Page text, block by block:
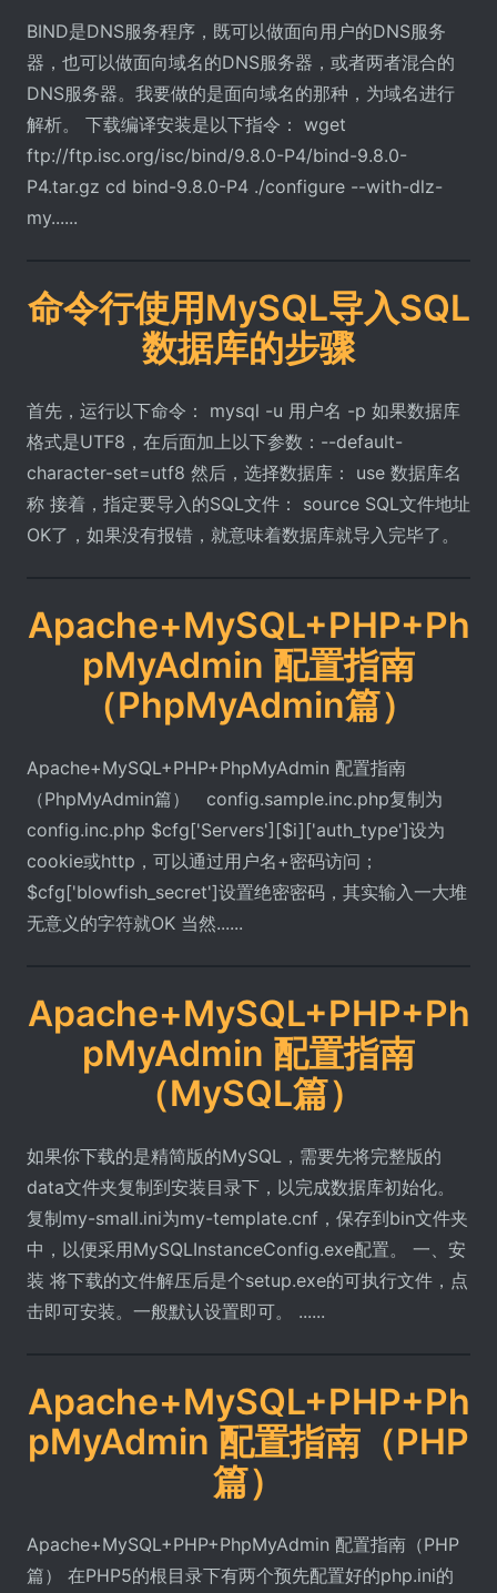
BIND是DNS服务程序，既可以做面向用户的DNS服务
器，也可以做面向域名的DNS服务器，或者两者混合的
DNS服务器。我要做的是面向域名的那种，为域名进行
解析。 下载编译安装是以下指令： wget
ftp://ftp.isc.org/isc/bind/9.8.0-P4/bind-9.8.0-
P4.tar.gz cd bind-9.8.0-P4 ./configure --with-dlz-
my......
命令行使用MySQL导入SQL
数据库的步骤
首先，运行以下命令： mysql -u 用户名 -p 如果数据库
格式是UTF8，在后面加上以下参数：--default-
character-set=utf8 然后，选择数据库： use 数据库名
称 接着，指定要导入的SQL文件： source SQL文件地址
OK了，如果没有报错，就意味着数据库就导入完毕了。
Apache+MySQL+PHP+Ph
pMyAdmin 配置指南
（PhpMyAdmin篇）
Apache+MySQL+PHP+PhpMyAdmin 配置指南
（PhpMyAdmin篇） config.sample.inc.php复制为
config.inc.php $cfg['Servers'][$i]['auth_type']设为
cookie或http，可以通过用户名+密码访问；
$cfg['blowfish_secret']设置绝密密码，其实输入一大堆
无意义的字符就OK 当然......
Apache+MySQL+PHP+Ph
pMyAdmin 配置指南
（MySQL篇）
如果你下载的是精简版的MySQL，需要先将完整版的
data文件夹复制到安装目录下，以完成数据库初始化。
复制my-small.ini为my-template.cnf，保存到bin文件夹
中，以便采用MySQLInstanceConfig.exe配置。 一、安
装 将下载的文件解压后是个setup.exe的可执行文件，点
击即可安装。一般默认设置即可。 ......
Apache+MySQL+PHP+Ph
pMyAdmin 配置指南（PHP
篇）
Apache+MySQL+PHP+PhpMyAdmin 配置指南（PHP
篇） 在PHP5的根目录下有两个预先配置好的php.ini的